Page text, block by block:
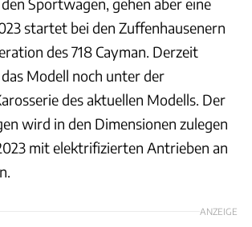
startet bei den Zuffenhausenern
des 718 Cayman. Derzeit
Modell noch unter der
des aktuellen Modells. Der
wird in den Dimensionen zulegen
mit elektrifizierten Antrieben an
ANZEIGE